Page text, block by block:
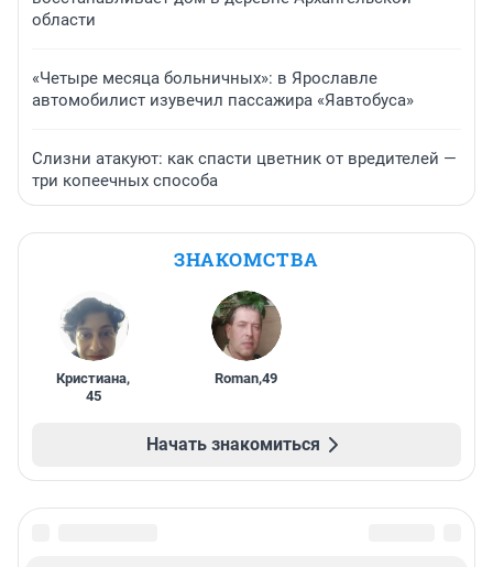
области
«Четыре месяца больничных»: в Ярославле
автомобилист изувечил пассажира «Яавтобуса»
Слизни атакуют: как спасти цветник от вредителей —
три копеечных способа
ЗНАКОМСТВА
Кристиана,
45
Roman,49
Начать знакомиться